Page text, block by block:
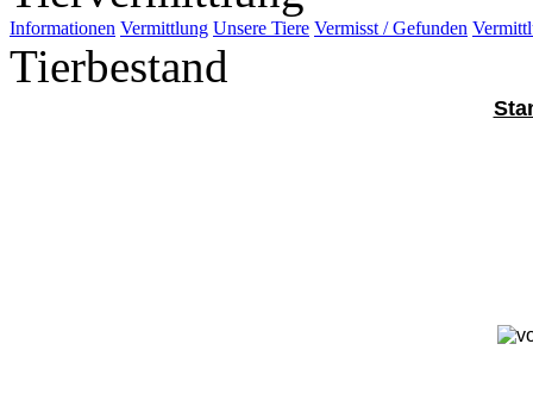
Informationen Vermittlung Unsere Tiere Vermisst / Gefunden
Tierbestand